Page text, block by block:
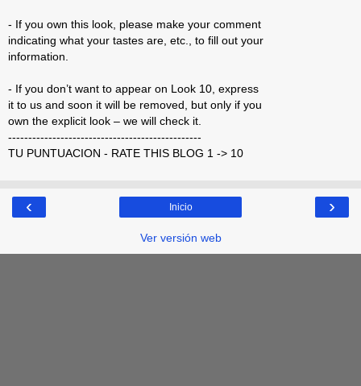
- If you own this look, please make your comment
indicating what your tastes are, etc., to fill out your
information.
- If you don’t want to appear on Look 10, express
it to us and soon it will be removed, but only if you
own the explicit look – we will check it.
------------------------------------------------
TU PUNTUACION - RATE THIS BLOG 1 -> 10
‹ ›
Inicio
Ver versión web